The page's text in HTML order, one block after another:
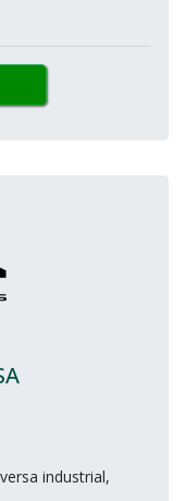
industrial,